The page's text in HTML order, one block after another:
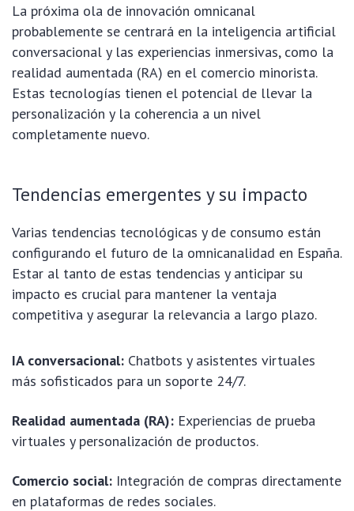
La próxima ola de innovación omnicanal
probablemente se centrará en la inteligencia artificial
conversacional y las experiencias inmersivas, como la
realidad aumentada (RA) en el comercio minorista.
Estas tecnologías tienen el potencial de llevar la
personalización y la coherencia a un nivel
completamente nuevo.
Tendencias emergentes y su impacto
Varias tendencias tecnológicas y de consumo están
configurando el futuro de la omnicanalidad en España.
Estar al tanto de estas tendencias y anticipar su
impacto es crucial para mantener la ventaja
competitiva y asegurar la relevancia a largo plazo.
IA conversacional: Chatbots y asistentes virtuales
más sofisticados para un soporte 24/7.
Realidad aumentada (RA): Experiencias de prueba
virtuales y personalización de productos.
Comercio social: Integración de compras directamente
en plataformas de redes sociales.